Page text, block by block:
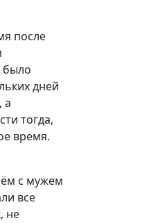
после
было
дней
а
тогда,
время.
с мужем
все
не